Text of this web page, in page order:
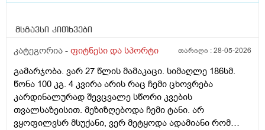
მსგავსი კითხვები
კატეგორია - ფიტნესი და სპორტი თარიღი :28-05-2026
გამარჯობა. ვარ 27 წლის მამაკაცი. სიმაღლე 186სმ.
წონა 100 კგ. 4 კვირა არის რაც ჩემი ცხოვრება
კარდინალურად შევცვალე სწორი კვების
თვალსაზეისით. მეზიზღებოდა ჩემი ტანი. არ
ვყოფილვსრ მსუქანი, ვერ მეტყოდა ადამიანი რომ